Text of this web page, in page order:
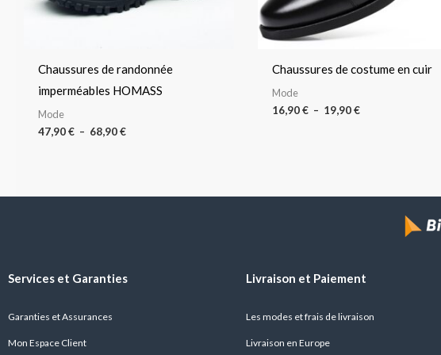
Chaussures de randonnée
imperméables HOMASS
Mode
47,90€ – 68,90€
Chaussures de costume en cuir
Mode
16,90€ – 19,90€
Services et Garanties
Garanties et Assurances
Mon Espace Client
Livraison et Paiement
Les modes et frais de livraison
Livraison en Europe